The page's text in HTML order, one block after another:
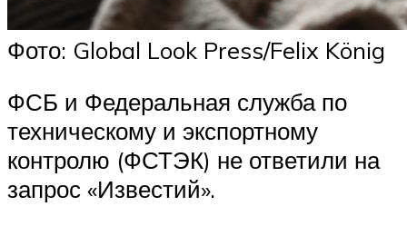
Фото: Global Look Press/Felix König
ФСБ и Федеральная служба по
техническому и экспортному
контролю (ФСТЭК) не ответили на
запрос «Известий».